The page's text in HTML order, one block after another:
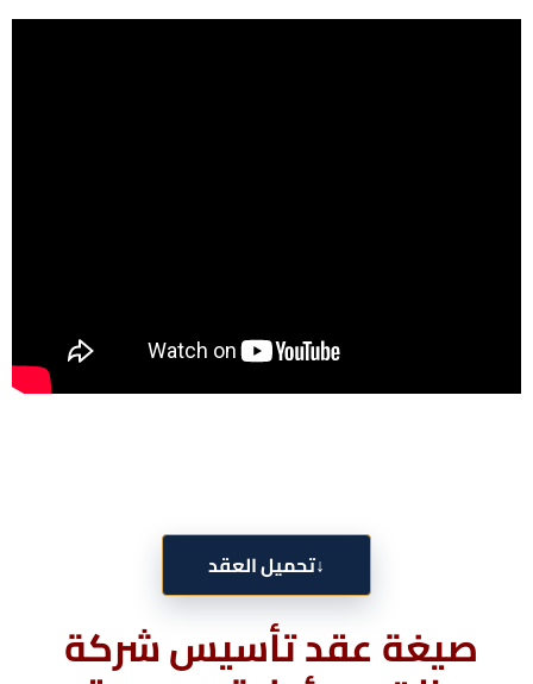
↓تحميل العقد
صيغة عقد تأسيس شركة